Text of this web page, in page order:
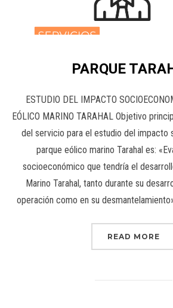
PARQUE
ESTUDIO DEL IMPACTO
EÓLICO MARINO TARAHAL Objetivo
del servicio para el estudio del impacto
parque eólico marino Tarahal es:
socioeconómico que tendría el
Marino Tarahal, tanto durante su
operación como en su
READ MORE